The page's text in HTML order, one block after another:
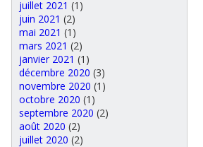
juillet 2021 (1)
juin 2021 (2)
mai 2021 (1)
mars 2021 (2)
janvier 2021 (1)
décembre 2020 (3)
novembre 2020 (1)
octobre 2020 (1)
septembre 2020 (2)
août 2020 (2)
juillet 2020 (2)